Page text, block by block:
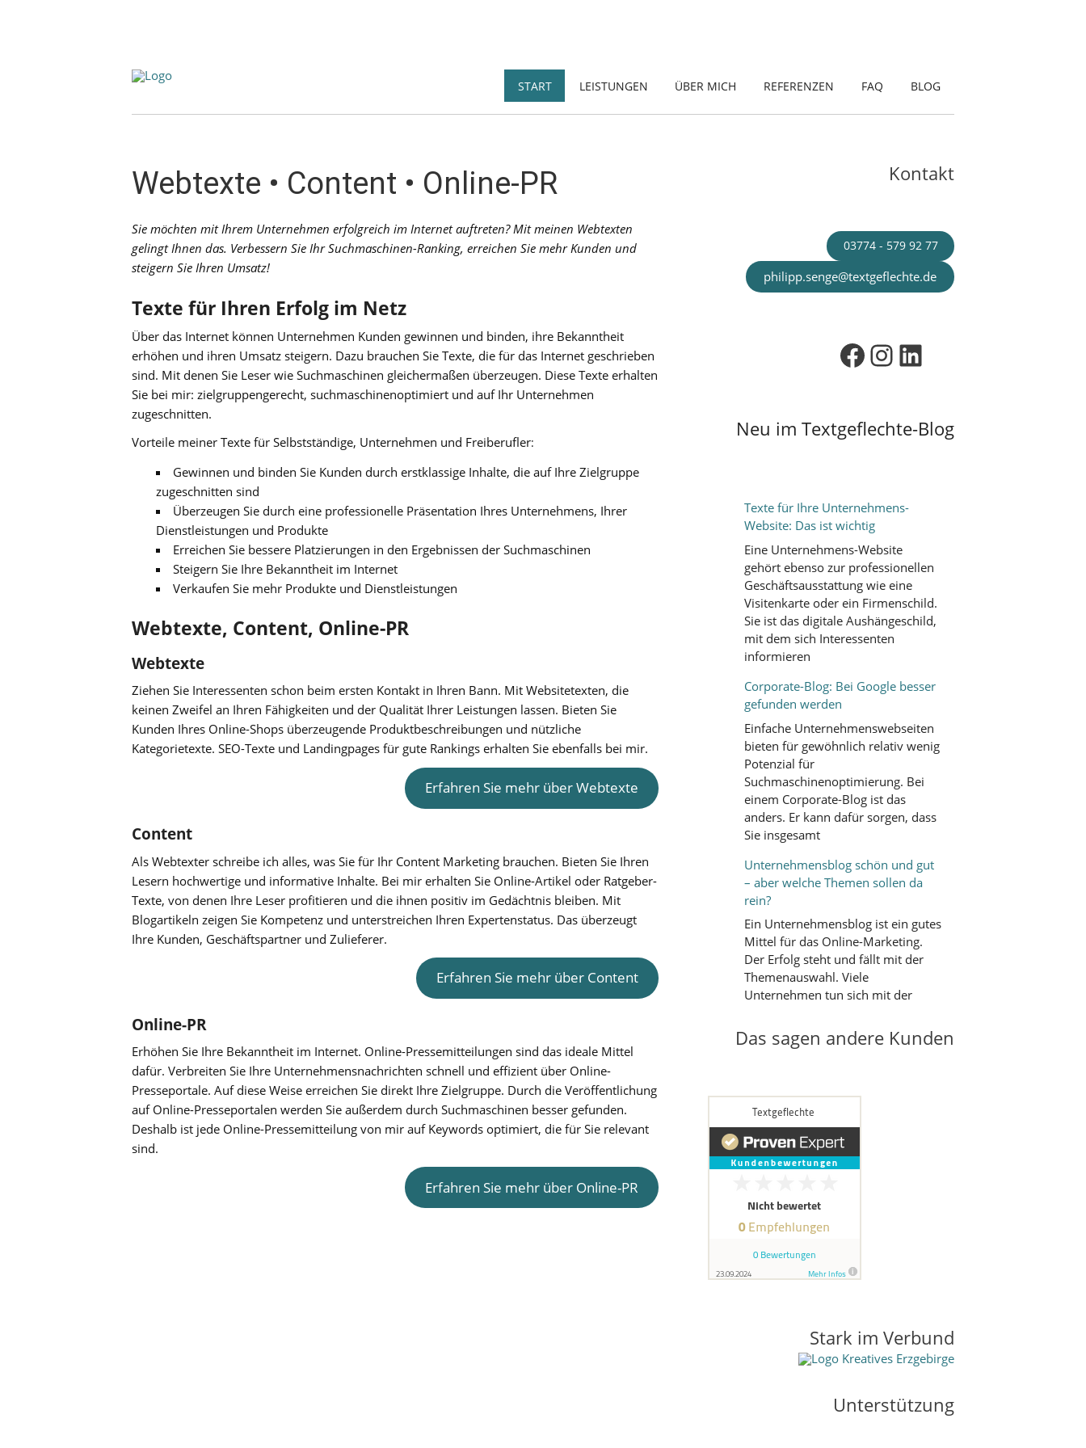
START LEISTUNGEN ÜBER MICH REFERENZEN FAQ BLOG
Webtexte • Content • Online-PR
Sie möchten mit Ihrem Unternehmen erfolgreich im Internet auftreten? Mit meinen Webtexten
gelingt Ihnen das. Verbessern Sie Ihr Suchmaschinen-Ranking, erreichen Sie mehr Kunden und
steigern Sie Ihren Umsatz!
Texte für Ihren Erfolg im Netz
Über das Internet können Unternehmen Kunden gewinnen und binden, ihre Bekanntheit
erhöhen und ihren Umsatz steigern. Dazu brauchen Sie Texte, die für das Internet geschrieben
sind. Mit denen Sie Leser wie Suchmaschinen gleichermaßen überzeugen. Diese Texte erhalten
Sie bei mir: zielgruppengerecht, suchmaschinenoptimiert und auf Ihr Unternehmen
zugeschnitten.
Vorteile meiner Texte für Selbstständige, Unternehmen und Freiberufler:
Gewinnen und binden Sie Kunden durch erstklassige Inhalte, die auf Ihre Zielgruppe
zugeschnitten sind
Überzeugen Sie durch eine professionelle Präsentation Ihres Unternehmens, Ihrer
Dienstleistungen und Produkte
Erreichen Sie bessere Platzierungen in den Ergebnissen der Suchmaschinen
Steigern Sie Ihre Bekanntheit im Internet
Verkaufen Sie mehr Produkte und Dienstleistungen
Webtexte, Content, Online-PR
Webtexte
Ziehen Sie Interessenten schon beim ersten Kontakt in Ihren Bann. Mit Websitetexten, die
keinen Zweifel an Ihren Fähigkeiten und der Qualität Ihrer Leistungen lassen. Bieten Sie
Kunden Ihres Online-Shops überzeugende Produktbeschreibungen und nützliche
Kategorietexte. SEO-Texte und Landingpages für gute Rankings erhalten Sie ebenfalls bei mir.
Erfahren Sie mehr über Webtexte
Content
Als Webtexter schreibe ich alles, was Sie für Ihr Content Marketing brauchen. Bieten Sie Ihren
Lesern hochwertige und informative Inhalte. Bei mir erhalten Sie Online-Artikel oder Ratgeber-
Texte, von denen Ihre Leser profitieren und die ihnen positiv im Gedächtnis bleiben. Mit
Blogartikeln zeigen Sie Kompetenz und unterstreichen Ihren Expertenstatus. Das überzeugt
Ihre Kunden, Geschäftspartner und Zulieferer.
Erfahren Sie mehr über Content
Online-PR
Erhöhen Sie Ihre Bekanntheit im Internet. Online-Pressemitteilungen sind das ideale Mittel
dafür. Verbreiten Sie Ihre Unternehmensnachrichten schnell und effizient über Online-
Presseportale. Auf diese Weise erreichen Sie direkt Ihre Zielgruppe. Durch die Veröffentlichung
auf Online-Presseportalen werden Sie außerdem durch Suchmaschinen besser gefunden.
Deshalb ist jede Online-Pressemitteilung von mir auf Keywords optimiert, die für Sie relevant
sind.
Erfahren Sie mehr über Online-PR
Kontakt
03774 - 579 92 77
philipp.senge@textgeflechte.de
Facebook
Instagram
LinkedIn
Neu im Textgeflechte-Blog
Texte für Ihre Unternehmens-
Website: Das ist wichtig
Eine Unternehmens-Website
gehört ebenso zur professionellen
Geschäftsausstattung wie eine
Visitenkarte oder ein Firmenschild.
Sie ist das digitale Aushängeschild,
mit dem sich Interessenten
informieren
Corporate-Blog: Bei Google besser
gefunden werden
Einfache Unternehmenswebseiten
bieten für gewöhnlich relativ wenig
Potenzial für
Suchmaschinenoptimierung. Bei
einem Corporate-Blog ist das
anders. Er kann dafür sorgen, dass
Sie insgesamt
Unternehmensblog schön und gut
– aber welche Themen sollen da
rein?
Ein Unternehmensblog ist ein gutes
Mittel für das Online-Marketing.
Der Erfolg steht und fällt mit der
Themenauswahl. Viele
Unternehmen tun sich mit der
Das sagen andere Kunden
Stark im Verbund
Unterstützung